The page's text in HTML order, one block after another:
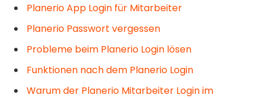
Planerio App Login für Mitarbeiter
Planerio Passwort vergessen
Probleme beim Planerio Login lösen
Funktionen nach dem Planerio Login
Warum der Planerio Mitarbeiter Login im